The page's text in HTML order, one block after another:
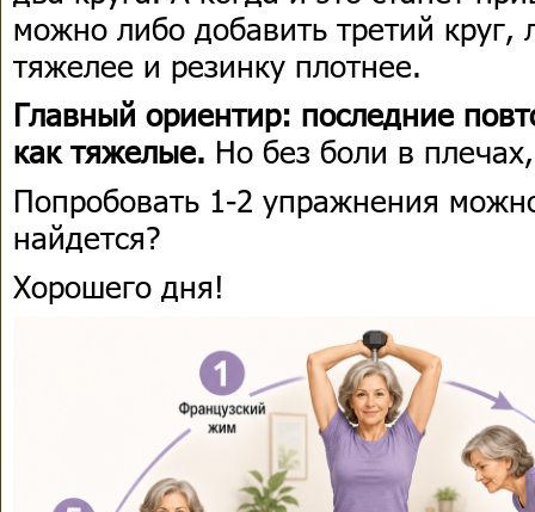
можно либо добавить третий круг,
тяжелее и резинку плотнее.
Главный ориентир: последние
как тяжелые. Но без боли в
Попробовать 1-2 упражнения
найдется?
Хорошего дня!